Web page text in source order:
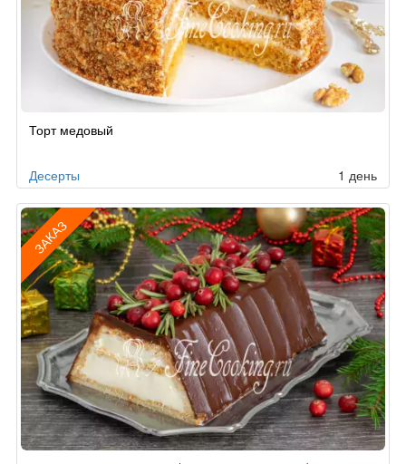
Торт медовый
Десерты 1 день
ЗАКАЗ